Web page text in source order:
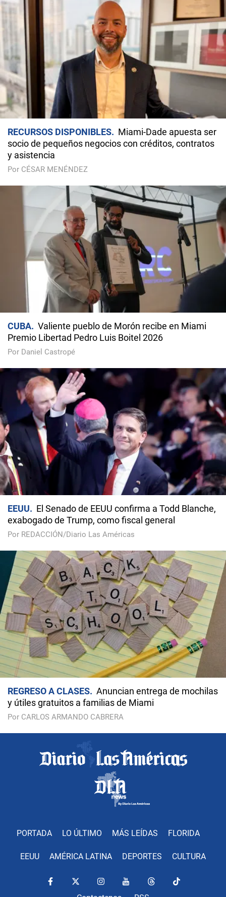
RECURSOS DISPONIBLES
Miami-Dade apuesta ser
socio de pequeños negocios con créditos, contratos
y asistencia
Por CÉSAR MENÉNDEZ
CUBA
Valiente pueblo de Morón recibe en Miami
Premio Libertad Pedro Luis Boitel 2026
Por Daniel Castropé
EEUU
El Senado de EEUU confirma a Todd Blanche,
exabogado de Trump, como fiscal general
Por REDACCIÓN/Diario Las Américas
REGRESO A CLASES
Anuncian entrega de mochilas
y útiles gratuitos a familias de Miami
Por CARLOS ARMANDO CABRERA
PORTADA LO ÚLTIMO MÁS LEÍDAS FLORIDA
EEUU AMÉRICA LATINA DEPORTES CULTURA